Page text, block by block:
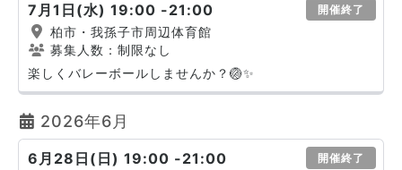
7月1日(水) 19:00 -21:00 開催終了
柏市・我孫子市周辺体育館
募集人数：制限なし
楽しくバレーボールしませんか？🏐✨
2026年6月
6月28日(日) 19:00 -21:00 開催終了